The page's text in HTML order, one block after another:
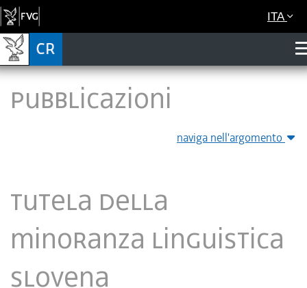
ITA
Pubblicazioni
naviga nell'argomento
Tutela della
minoranza linguistica
slovena